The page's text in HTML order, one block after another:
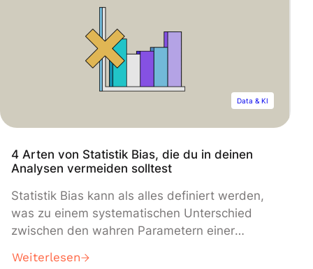
Kopien von IT-Ressourcen zu erstellen, wie
Servern, Betriebssystemen oder Speicher.
Anstatt mehrere Computer […]</p>
Data & KI
4 Arten von Statistik Bias, die du in deinen
Analysen vermeiden solltest
Statistik Bias kann als alles definiert werden,
was zu einem systematischen Unterschied
zwischen den wahren Parametern einer
Schätzung dieser Parameter verwendet
Weiterlesen